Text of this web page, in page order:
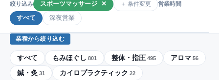
絞り込み スポーツマッサージ ✕ ＋ 条件変更 営業時間
すべて 深夜営業
業種から絞り込む
すべて もみほぐし 801 整体・指圧 495 アロマ 56
鍼・灸 31 カイロプラクティック 22